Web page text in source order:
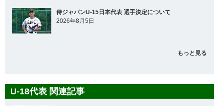
侍ジャパンU-15日本代表 選手決定について
2026年8月5日
もっと見る
U-18代表 関連記事